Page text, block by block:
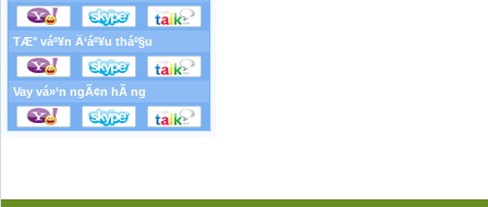
TÆ° váº¥n Ä‘áº¥u tháº§u
Vay vá»‘n ngÃ¢n hÃ ng